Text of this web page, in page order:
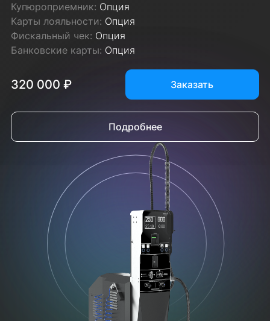
Купюроприемник: Опция
Карты лояльности: Опция
Фискальный чек: Опция
Банковские карты: Опция
320 000 ₽ Заказать
Подробнее